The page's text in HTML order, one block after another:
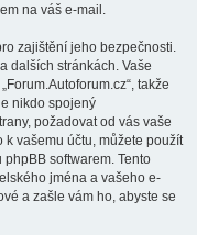
na váš e-mail.
zajištění jeho bezpečnosti.
dalších stránkách. Vaše
takže
nikdo spojený
požadovat od vás vaše
vašemu účtu, můžete použít
phpBB softwarem. Tento
jména a vašeho e-
a zašle vám ho, abyste se